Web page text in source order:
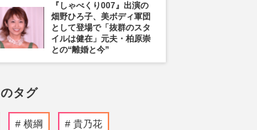
『しゃべくり007』出演の
畑野ひろ子、美ボディ軍団
として登場で「抜群のスタ
イルは健在」元夫・柏原崇
との“離婚と今”
タグ
横綱 貴乃花